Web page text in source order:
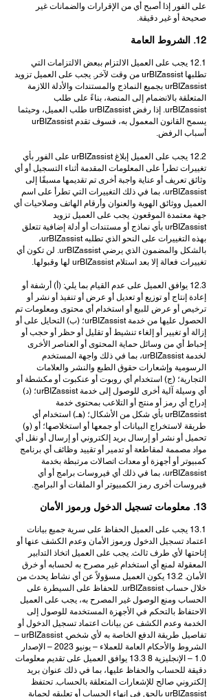
على الفور إذا أصبح أي من الإقرارات والضمانات غير
صحيحة أو غير دقيقة.
12. الشروط العامة
12.1 يجب على العميل الالتزام ببعض الالتزامات التي
تطلبها urBIZassist من وقت لآخر. يجب على العميل تزويد
urBIZassist بجميع النماذج والمستندات والأدلة اللازمة
المتعلقة بالانضمام إلى المنصة، بناءً على طلب
urBIZassist. إذا رفض urBIZassist طلب العميل، وحيثما
يسمح القانون المعمول به، فسوف تقدم urBIZassist
أسباب الرفض.
12.2 يجب على العميل إبلاغ urBIZassist على الفور بأي
تغييرات تطرأ على المعلومات المقدمة أثناء التسجيل أو أي
وثائق تعريف أو عناية واجبة أخرى تم تقديمها مسبقًا إلى
urBIZassist، بما في ذلك التغييرات التي تطرأ على اسم
العميل ووثائق الهوية والعنوان وأرقام الهاتف وصلاحيات أي
جهة معتمدة الموقعون. يجب على العميل تزويد
urBIZassist بأي نماذج أو مستندات أو أدلة إضافية تتعلق
بهذه التغييرات على النحو الذي تطلبه urBIZassist،
بالشكل والمضمون الذي يرضي urBIZassist. لن تكون أي
تغييرات فعالة إلا بعد استلام urBIZassist لها وقبولها.
12.3 يوافق العميل على عدم القيام بما يلي: (أ) أرشفة أو
إعادة إنتاج أو توزيع أو تعديل أو عرض أو تنفيذ أو نشر أو
ترخيص أو عرض للبيع أو استخدام أي محتوى ومعلومات تم
الحصول عليها من خدمة urBIZassist؛ (ب) التحايل على أو
إزالة أو تغيير أو إلغاء تنشيط أو تقليل أو حظر أو حجب أو
إحباط أي من وسائل حماية المحتوى أو العناصر الأخرى
لخدمة urBIZassist، بما في ذلك واجهة المستخدم
الرسومية وإشعارات حقوق الطبع والنشر والعلامات
التجارية؛ (ج) استخدام أي روبوت أو عنكبوت أو مكشطة أو
أي وسيلة آلية أخرى للوصول إلى خدمة urBIZassist؛ (د)
إدراج أي رمز أو منتج أو التلاعب بمحتوى خدمة
urBIZassist بأي شكل من الأشكال؛ (هـ) استخدام أي
طريقة لاستخراج البيانات أو جمعها أو استخلاصها؛ أو (و)
تحميل أو نشر أو إرسال بريد إلكتروني أو إرسال أو نقل أي
مواد مصممة لمقاطعة أو تدمير أو تقييد وظائف أي برنامج
كمبيوتر أو أجهزة أو معدات اتصالات مرتبطة بخدمة
urBIZassist، بما في ذلك أي فيروسات برامج أو أي
فيروسات أخرى رمز الكمبيوتر أو الملفات أو البرامج.
13. معلومات تسجيل الدخول ورموز الأمان
13.1 يجب على العميل الحفاظ على سرية جميع بيانات
اعتماد تسجيل الدخول ورموز الأمان وعدم الكشف عنها أو
إتاحتها لأي طرف ثالث. يجب على العميل اتخاذ التدابير
المعقولة لمنع أي استخدام غير مصرح به لحسابه أو خرق
الأمان. 13.2 يكون العميل مسؤولاً عن أي نشاط يحدث من
خلال حساب urBIZassist. للحفاظ على السيطرة على
الحساب ومنع الوصول غير المصرح به، يجب على العميل
الاحتفاظ بالتحكم في الأجهزة المستخدمة للوصول إلى
الخدمة وعدم الكشف عن بيانات اعتماد تسجيل الدخول أو
تفاصيل طريقة الدفع الخاصة به لأي شخص. urBIZassist –
الشروط والأحكام العامة للعملاء – يونيو 2023 – الإصدار
1.0 – الإنجليزية 8 13.3 يوافق العميل على تقديم معلومات
دقيقة للحساب والحفاظ عليها، بما في ذلك عنوان بريد
إلكتروني صالح للإشعارات المتعلقة بالحساب. تحتفظ
urBIZassist بالحق في إنهاء الحساب أو تعليقه لحماية